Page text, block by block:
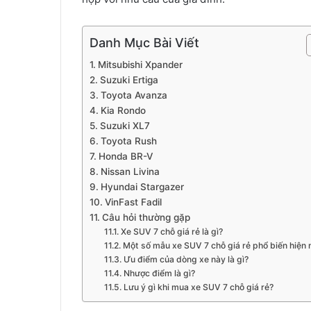
Danh Mục Bài Viết
Mitsubishi Xpander
Suzuki Ertiga
Toyota Avanza
Kia Rondo
Suzuki XL7
Toyota Rush
Honda BR-V
Nissan Livina
Hyundai Stargazer
VinFast Fadil
Câu hỏi thường gặp
Xe SUV 7 chỗ giá rẻ là gì?
Một số mẫu xe SUV 7 chỗ giá rẻ phổ biến hiện
Ưu điểm của dòng xe này là gì?
Nhược điểm là gì?
Lưu ý gì khi mua xe SUV 7 chỗ giá rẻ?